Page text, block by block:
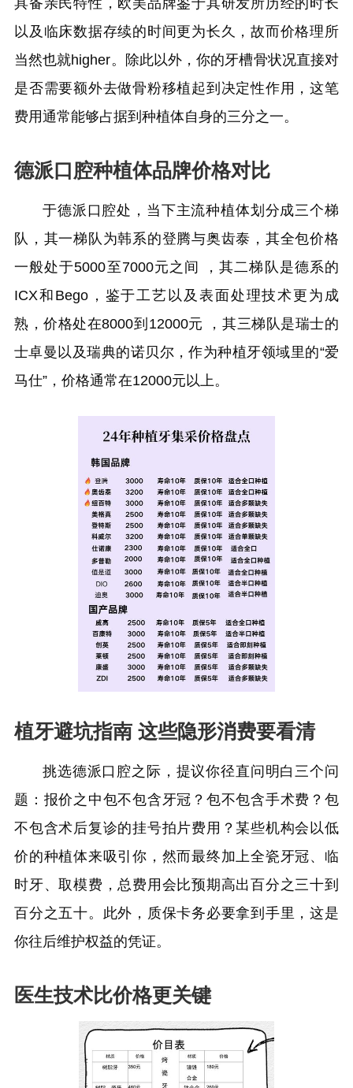
具备亲民特性，欧美品牌鉴于其研发所历经的时长
以及临床数据存续的时间更为长久，故而价格理所
当然也就higher。除此以外，你的牙槽骨状况直接对
是否需要额外去做骨粉移植起到决定性作用，这笔
费用通常能够占据到种植体自身的三分之一。
德派口腔种植体品牌价格对比
于德派口腔处，当下主流种植体划分成三个梯
队，其一梯队为韩系的登腾与奥齿泰，其全包价格
一般处于5000至7000元之间 ，其二梯队是德系的
ICX和Bego，鉴于工艺以及表面处理技术更为成
熟，价格处在8000到12000元 ，其三梯队是瑞士的
士卓曼以及瑞典的诺贝尔，作为种植牙领域里的“爱
马仕”，价格通常在12000元以上。
植牙避坑指南 这些隐形消费要看清
挑选德派口腔之际，提议你径直问明白三个问
题：报价之中包不包含牙冠？包不包含手术费？包
不包含术后复诊的挂号拍片费用？某些机构会以低
价的种植体来吸引你，然而最终加上全瓷牙冠、临
时牙、取模费，总费用会比预期高出百分之三十到
百分之五十。此外，质保卡务必要拿到手里，这是
你往后维护权益的凭证。
医生技术比价格更关键